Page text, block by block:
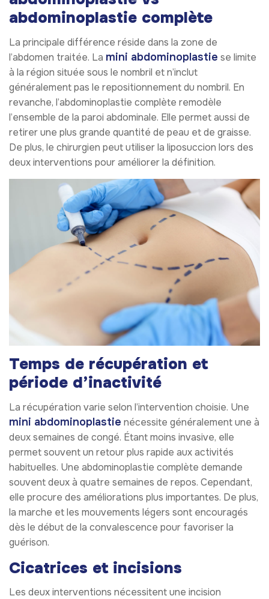
abdominoplastie complète
La principale différence réside dans la zone de
l’abdomen traitée. La mini abdominoplastie se limite
à la région située sous le nombril et n’inclut
généralement pas le repositionnement du nombril. En
revanche, l’abdominoplastie complète remodèle
l’ensemble de la paroi abdominale. Elle permet aussi de
retirer une plus grande quantité de peau et de graisse.
De plus, le chirurgien peut utiliser la liposuccion lors des
deux interventions pour améliorer la définition.
Temps de récupération et
période d’inactivité
La récupération varie selon l’intervention choisie. Une
mini abdominoplastie nécessite généralement une à
deux semaines de congé. Étant moins invasive, elle
permet souvent un retour plus rapide aux activités
habituelles. Une abdominoplastie complète demande
souvent deux à quatre semaines de repos. Cependant,
elle procure des améliorations plus importantes. De plus,
la marche et les mouvements légers sont encouragés
dès le début de la convalescence pour favoriser la
guérison.
Cicatrices et incisions
Les deux interventions nécessitent une incision